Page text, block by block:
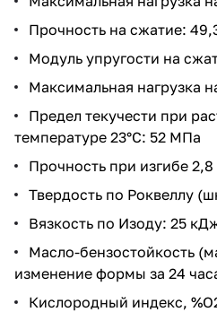
Прочность на сжатие:
Модуль упругости на
Максимальная нагрузка
Предел текучести при
температуре 23°С: 52 МПа
Прочность при изгибе
Твердость по Роквеллу
Вязкость по Изоду: 25
Масло-бензостойкость
изменение формы за 24
Кислородный индекс,